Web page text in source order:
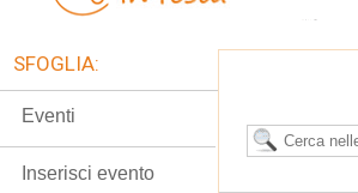
SFOGLIA:
Eventi
Inserisci evento